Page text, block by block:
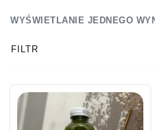
WYŚWIETLANIE JEDNEGO
FILTR